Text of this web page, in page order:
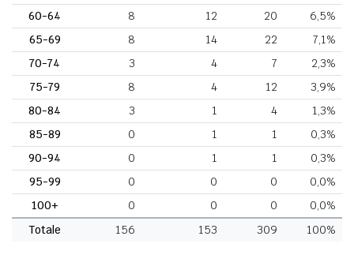
60-64
8 12 20
6,5%
65-69
8 14 22
7,1%
70-74
3 4 7
2,3%
75-79
8 4 12
3,9%
80-84
3 1 4
1,3%
85-89
0 1 1
0,3%
90-94
0 1 1
0,3%
95-99
0 0 0
0,0%
100+
0 0 0
0,0%
Totale
156 153 309 100%